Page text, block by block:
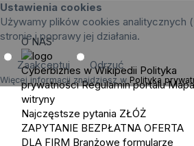
Ustawienia cookies
Używamy plików cookies analitycznych (
stronie i poprawy jej działania.
Zaakceptuj Odrzuć
Więcej informacji znajdziesz w Polityka
O NAS
Cyberbiznes w Wikipedii Polityka
prywatności Regulamin portalu
witryny
Najczęstsze pytania ZŁÓŻ
ZAPYTANIE BEZPŁATNA OFERTA
DLA FIRM Branżowe formularze